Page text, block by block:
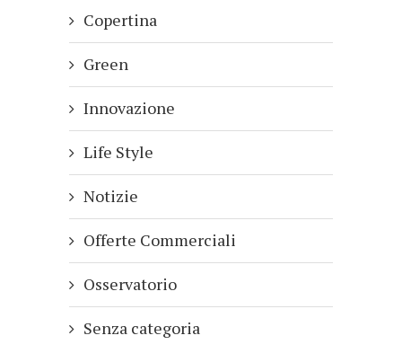
Copertina
Green
Innovazione
Life Style
Notizie
Offerte Commerciali
Osservatorio
Senza categoria